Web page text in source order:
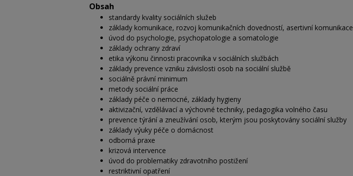
Obsah
standardy kvality sociálních služeb
základy komunikace, rozvoj komunikačních dovedností, asertivní komunikace
úvod do psychologie, psychopatologie a somatologie
základy ochrany zdraví
etika výkonu činnosti pracovníka v sociálních službách
základy prevence vzniku závislosti osob na sociální službě
sociálně právní minimum
metody sociální práce
základy péče o nemocné, základy hygieny
aktivizační, vzdělávací a výchovné techniky, pedagogika volného času
prevence týrání a zneužívání osob, kterým jsou poskytovány sociální služby
základy výuky péče o domácnost
odborná praxe
krizová intervence
úvod do problematiky zdravotního postižení
restriktivní opatření